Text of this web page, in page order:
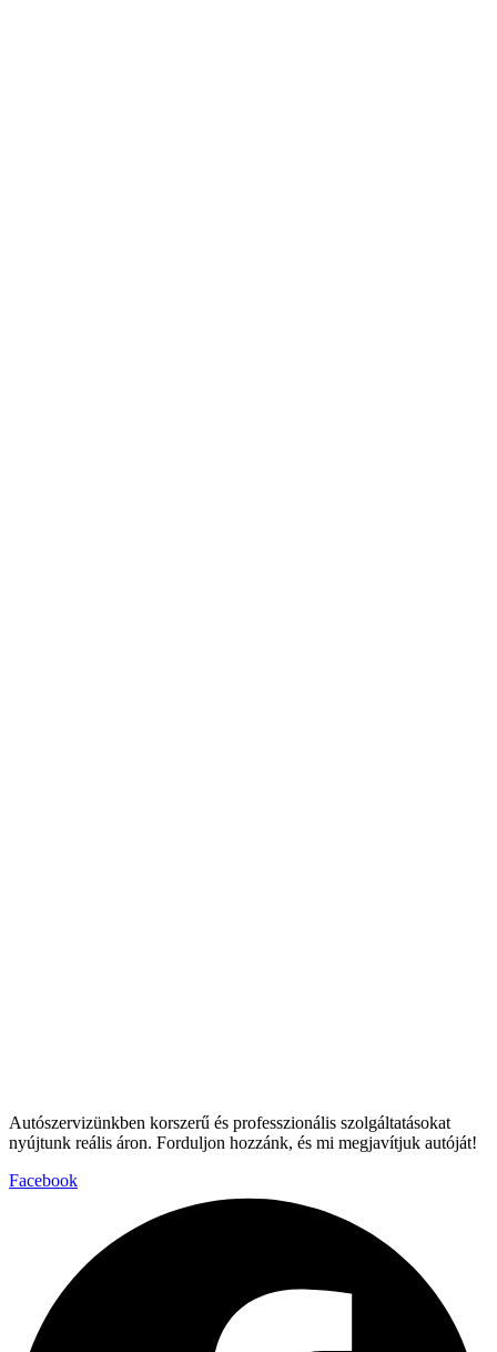
Autószervizünkben korszerű és professzionális szolgáltatásokat
nyújtunk reális áron. Forduljon hozzánk, és mi megjavítjuk autóját!
Facebook